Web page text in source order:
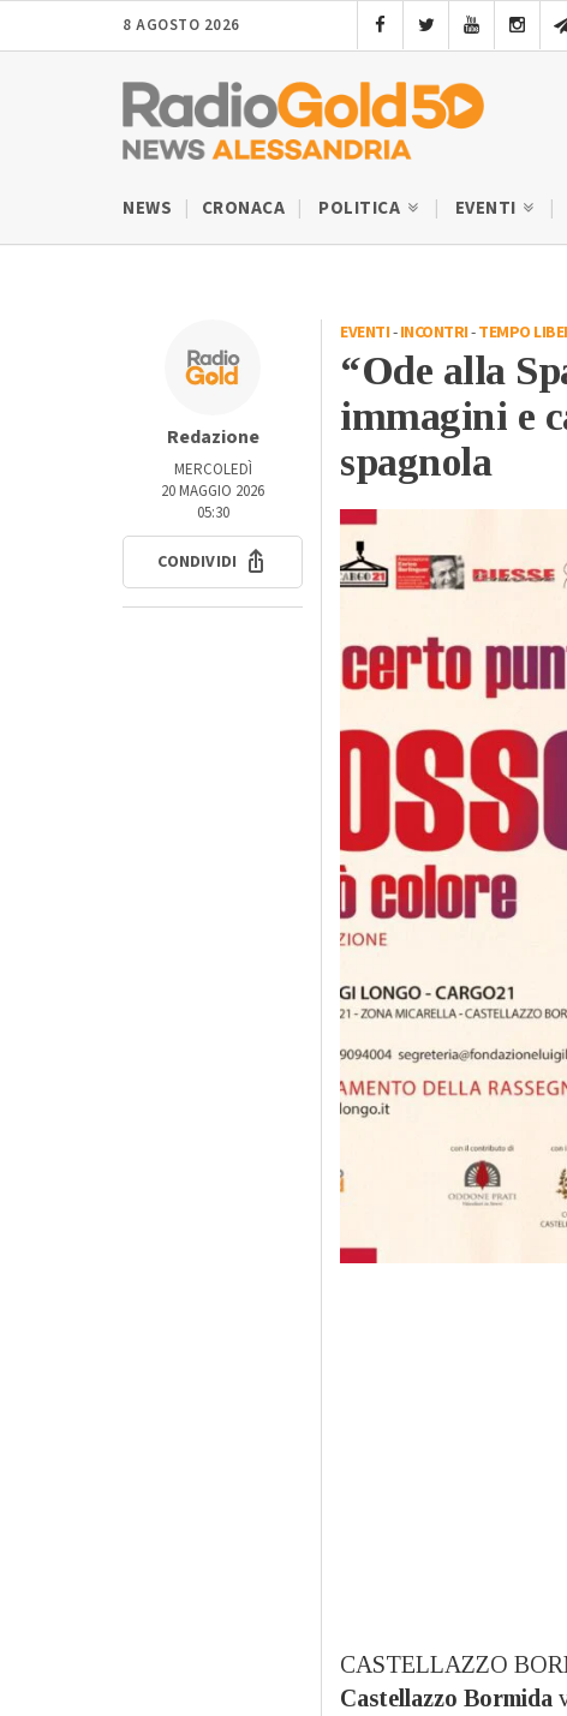
8 AGOSTO 2026
NEWS CRONACA POLITICA EVENTI
Redazione
MERCOLEDÌ
20 MAGGIO 2026
05:30
CONDIVIDI
EVENTI-INCONTRI-TEMPO
“Ode alla
immagini e
spagnola
CASTELLAZZO
Castellazzo Bormida